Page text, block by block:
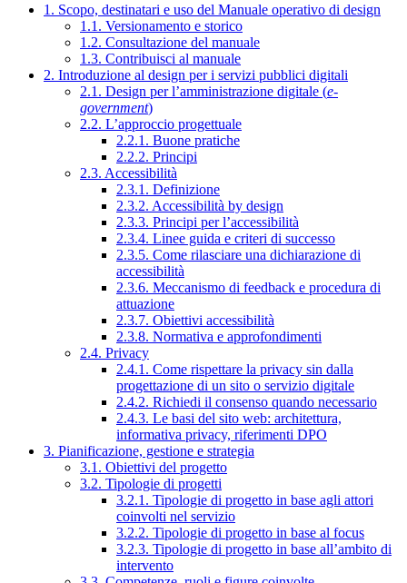
1. Scopo, destinatari e uso del Manuale operativo di design
1.1. Versionamento e storico
1.2. Consultazione del manuale
1.3. Contribuisci al manuale
2. Introduzione al design per i servizi pubblici digitali
2.1. Design per l’amministrazione digitale (e-
government)
2.2. L’approccio progettuale
2.2.1. Buone pratiche
2.2.2. Principi
2.3. Accessibilità
2.3.1. Definizione
2.3.2. Accessibilità by design
2.3.3. Principi per l’accessibilità
2.3.4. Linee guida e criteri di successo
2.3.5. Come rilasciare una dichiarazione di
accessibilità
2.3.6. Meccanismo di feedback e procedura di
attuazione
2.3.7. Obiettivi accessibilità
2.3.8. Normativa e approfondimenti
2.4. Privacy
2.4.1. Come rispettare la privacy sin dalla
progettazione di un sito o servizio digitale
2.4.2. Richiedi il consenso quando necessario
2.4.3. Le basi del sito web: architettura,
informativa privacy, riferimenti DPO
3. Pianificazione, gestione e strategia
3.1. Obiettivi del progetto
3.2. Tipologie di progetti
3.2.1. Tipologie di progetto in base agli attori
coinvolti nel servizio
3.2.2. Tipologie di progetto in base al focus
3.2.3. Tipologie di progetto in base all’ambito di
intervento